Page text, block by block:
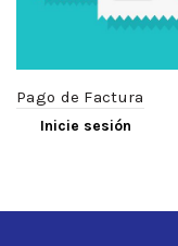
Pago de Factura
Inicie sesión